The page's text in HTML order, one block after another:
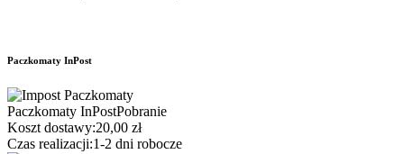
Paczkomaty InPost
Paczkomaty InPostPobranie
Koszt dostawy:20,00 zł
Czas realizacji:1-2 dni robocze